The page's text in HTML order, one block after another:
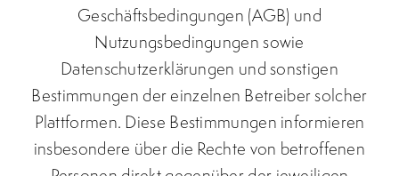
Geschäftsbedingungen (AGB) und
Nutzungsbedingungen sowie
Datenschutzerklärungen und sonstigen
Bestimmungen der einzelnen Betreiber solcher
Plattformen. Diese Bestimmungen informieren
insbesondere über die Rechte von betroffenen